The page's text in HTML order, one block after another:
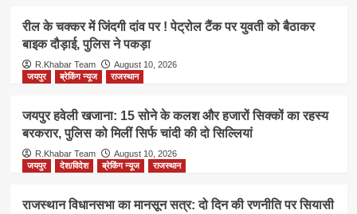
रील के चक्कर में जिंदगी दांव पर ! पेट्रोल टैंक पर युवती को बैठाकर
बाइक दौड़ाई, पुलिस ने पकड़ा
R.Khabar Team
August 10, 2026
जयपुर
ब्रेकिंग न्यूज राजस्थान
जयपुर हवेली खजाना: 15 सोने के कलश और हजारों सिक्कों का रहस्य
बरकरार, पुलिस को मिलीं सिर्फ चांदी की दो सिल्लियां
R.Khabar Team
August 10, 2026
जयपुर
देश/विदेश ब्रेकिंग न्यूज राजस्थान
राजस्थान विधानसभा का मानसून सत्र: दो दिन की रणनीति पर सियासी